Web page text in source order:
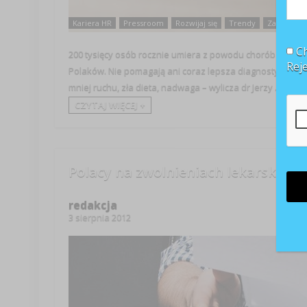
Kariera HR Pressroom Rozwijaj się Trendy Zainspiruj
200 tysięcy osób rocznie umiera z powodu chorób
Polaków. Nie pomagają ani coraz lepsza diagnostyka,
mniej ruchu, zła dieta, nadwaga – wylicza dr Jerzy ...
CZYTAJ WIĘCEJ +
Polacy na zwolnieniach lekarskich
redakcja
3 sierpnia 2012